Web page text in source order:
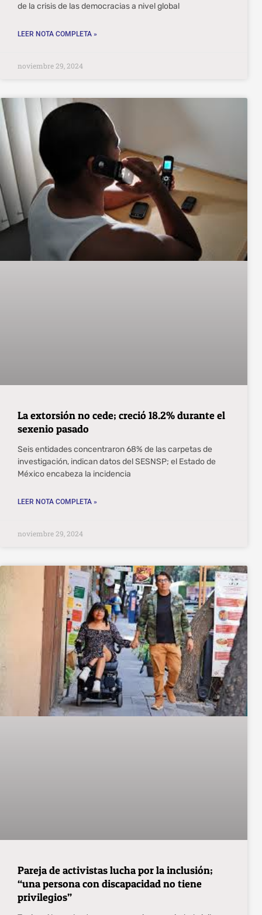
de la crisis de las democracias a nivel global
LEER NOTA COMPLETA »
noviembre 29, 2024
La extorsión no cede; creció 18.2% durante el
sexenio pasado
Seis entidades concentraron 68% de las carpetas de
investigación, indican datos del SESNSP; el Estado de
México encabeza la incidencia
LEER NOTA COMPLETA »
noviembre 29, 2024
Pareja de activistas lucha por la inclusión;
“una persona con discapacidad no tiene
privilegios”